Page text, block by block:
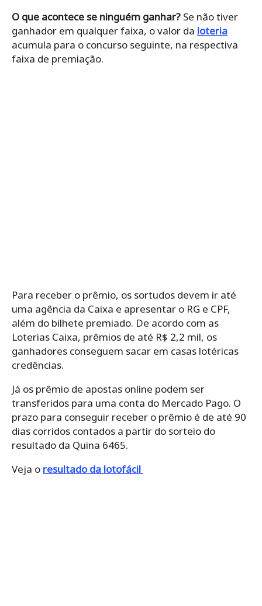
O que acontece se ninguém ganhar? Se não tiver
ganhador em qualquer faixa, o valor da loteria
acumula para o concurso seguinte, na respectiva
faixa de premiação.
Para receber o prêmio, os sortudos devem ir até
uma agência da Caixa e apresentar o RG e CPF,
além do bilhete premiado. De acordo com as
Loterias Caixa, prêmios de até R$ 2,2 mil, os
ganhadores conseguem sacar em casas lotéricas
credências.
Já os prêmio de apostas online podem ser
transferidos para uma conta do Mercado Pago. O
prazo para conseguir receber o prêmio é de até 90
dias corridos contados a partir do sorteio do
resultado da Quina 6465.
Veja o resultado da lotofácil